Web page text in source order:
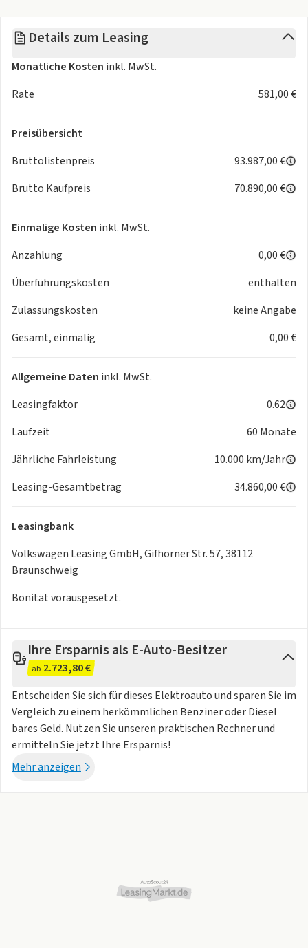
- Automatisch abblendender Innenspiegel
- Dynamische Leuchtweitenregulierung
- Ambientebeleuchtung
- Navigationssystem
- Radio
- Harman/Kardon Soundsystem
- Handyvorbereitung Bluetooth
- Kabelloses Laden für Handys
- Climatronic 3-Zonen
- Panoramadach
- Memoryfunktion Fahrer-/Beifahrersitz
- Sitzheizung Fahrer/Beifahrer
- Komfortsitze
- Armauflage Fahrer/Beifahrer
- Keyless-Entry
- Zentralverriegelung
- Fensterheber elektrisch
- Automatisch öffnende Heckklappe
- Wärmepumpe
Interieur
- Sitze Stoff
- Innenfarbe blau
- Multifunktions-Lederlenkrad
- Rücksitze klapp- und teilbar
- Laderaumabdeckung
Exterieur
- Anhängerkupplung schwenkbar
- Touchscreen Bedienung
- Leichtmetallfelgen 20 Zoll
- Außenspiegel elekt. verstell- & anklappbar, beheizt
Details zum Leasing
Monatliche Kosten inkl. MwSt.
Rate
581,00 €
Preisübersicht
Bruttolistenpreis
93.987,00 €
Brutto Kaufpreis
70.890,00 €
Einmalige Kosten inkl. MwSt.
Anzahlung
0,00 €
Überführungskosten
enthalten
Zulassungskosten
keine Angabe
Gesamt, einmalig
0,00 €
Allgemeine Daten inkl. MwSt.
Leasingfaktor
0.62
Laufzeit
60 Monate
Jährliche Fahrleistung
10.000 km/Jahr
Leasing-Gesamtbetrag
34.860,00 €
Leasingbank
Volkswagen Leasing GmbH, Gifhorner Str. 57, 38112
Braunschweig
Bonität vorausgesetzt.
Ihre Ersparnis als E-Auto-Besitzer
ab 2.723,80 €
Entscheiden Sie sich für dieses Elektroauto und sparen Sie im
Vergleich zu einem herkömmlichen Benziner oder Diesel
bares Geld. Nutzen Sie unseren praktischen Rechner und
ermitteln Sie jetzt Ihre Ersparnis!
Mehr anzeigen